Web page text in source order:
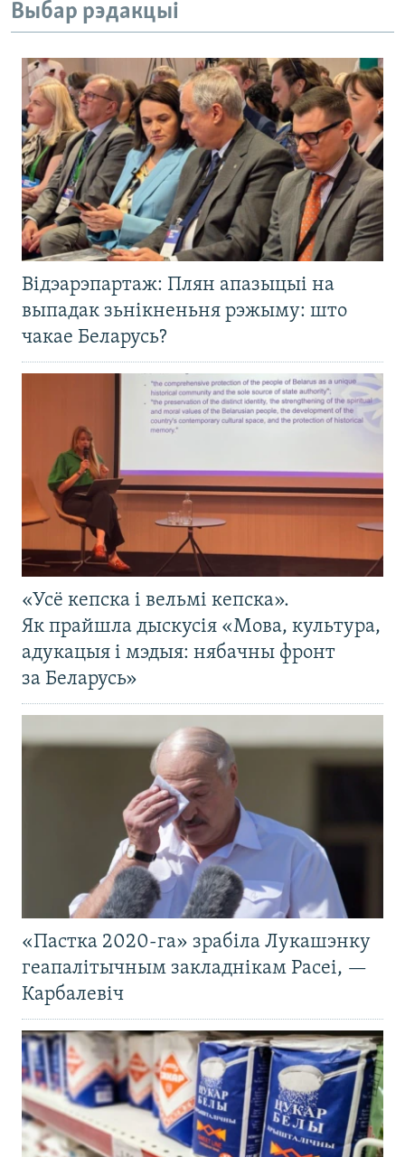
Выбар рэдакцыі
Відэарэпартаж: Плян апазыцыі на
выпадак зьнікненьня рэжыму: што
чакае Беларусь?
«Усё кепска і вельмі кепска».
Як прайшла дыскусія «Мова, культура,
адукацыя і мэдыя: нябачны фронт
за Беларусь»
«Пастка 2020-га» зрабіла Лукашэнку
геапалітычным закладнікам Расеі, —
Карбалевіч